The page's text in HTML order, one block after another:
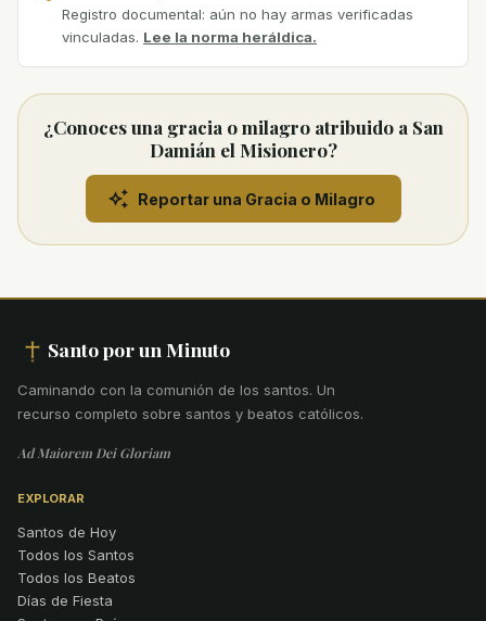
Registro documental: aún no hay armas verificadas
vinculadas. Lee la norma heráldica.
¿Conoces una gracia o milagro atribuido a San
Damián el Misionero?
Reportar una Gracia o Milagro
Santo por un Minuto
Caminando con la comunión de los santos. Un
recurso completo sobre santos y beatos católicos.
Ad Maiorem Dei Gloriam
EXPLORAR
Santos de Hoy
Todos los Santos
Todos los Beatos
Días de Fiesta